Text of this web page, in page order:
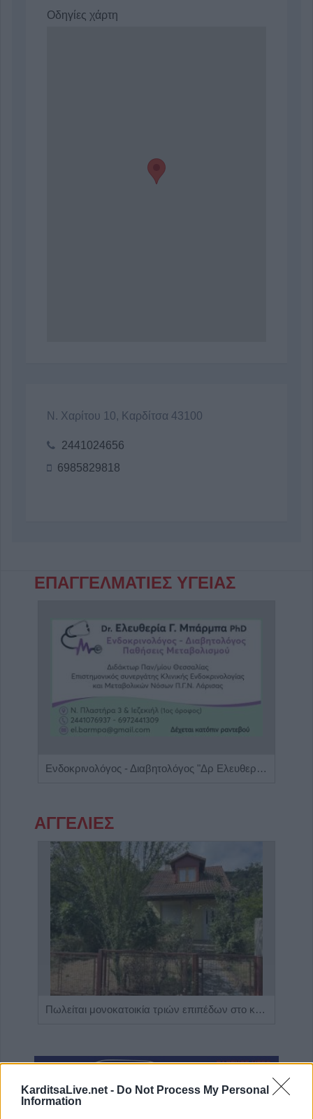
KarditsaLive.net - Do Not Process My Personal
Information
Οδηγίες χάρτη
Ν. Χαρίτου 10, Καρδίτσα 43100
2441024656
6985829818
ΕΠΑΓΓΕΛΜΑΤΙΕΣ ΥΓΕΙΑΣ
Ενδοκρινολόγος - Διαβητολόγος "Δρ Ελευθερία Γ. Μπάρμπα"
ΑΓΓΕΛΙΕΣ
Πωλείται μονοκατοικία τριών επιπέδων στο καταπράσινο Πευκόφυτο Καρδίτσας